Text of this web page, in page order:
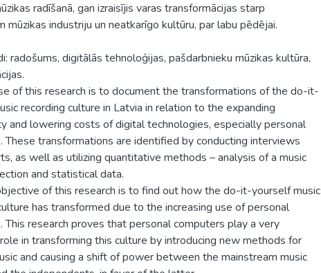
radīšanā, gan izraisījis varas transformācijas starp
mūzikas industriju un neatkarīgo kultūru, par labu pēdējai.
radošums, digitālās tehnoloģijas, pašdarbnieku mūzikas kultūra,
of this research is to document the transformations of the do-it-
recording culture in Latvia in relation to the expanding
and lowering costs of digital technologies, especially personal
These transformations are identified by conducting interviews
as well as utilizing quantitative methods – analysis of a music
and statistical data.
of this research is to find out how the do-it-yourself music
has transformed due to the increasing use of personal
This research proves that personal computers play a very
in transforming this culture by introducing new methods for
and causing a shift of power between the mainstream music